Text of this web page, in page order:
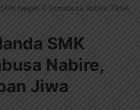
Negeri 4 Samabusa Nabire, Tidak
SMK
Nabire,
Jiwa